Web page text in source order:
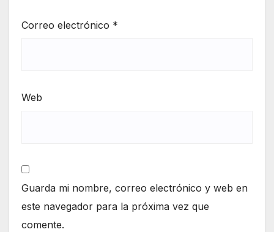
Correo electrónico *
Web
Guarda mi nombre, correo electrónico y web en
este navegador para la próxima vez que
comente.